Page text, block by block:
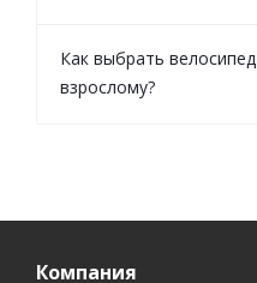
Как выбрать велосипед
взрослому?
Компания